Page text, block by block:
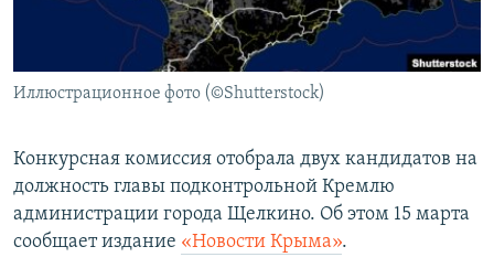
ПОБЕДИТЕЛЕЙ НЕ СУДЯТ?
КРЫМ.НЕПОКОРЕННЫЙ
ELIFBE
ПРИСОЕДИНЯЙТЕСЬ!
Все сайты RFE/RL
Иллюстрационное фото (©Shutterstock)
Конкурсная комиссия отобрала двух кандидатов на
должность главы подконтрольной Кремлю
администрации города Щелкино. Об этом 15 марта
сообщает издание «Новости Крыма».